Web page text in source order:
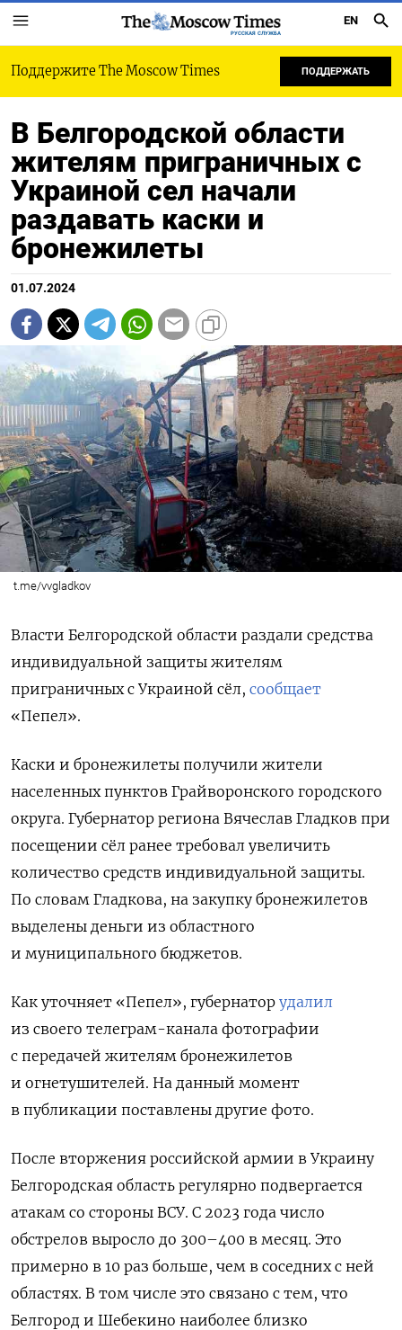
РУССКАЯ СЛУЖБА
EN
Поддержите The Moscow Times ПОДДЕРЖАТЬ
В Белгородской области
жителям приграничных с
Украиной сел начали
раздавать каски и
бронежилеты
01.07.2024
t.me/vvgladkov
Власти Белгородской области раздали средства
индивидуальной защиты жителям
приграничных с Украиной сёл, сообщает
«Пепел».
Каски и бронежилеты получили жители
населенных пунктов Грайворонского городского
округа. Губернатор региона Вячеслав Гладков при
посещении сёл ранее требовал увеличить
количество средств индивидуальной защиты.
По словам Гладкова, на закупку бронежилетов
выделены деньги из областного
и муниципального бюджетов.
Как уточняет «Пепел», губернатор удалил
из своего телеграм-канала фотографии
с передачей жителям бронежилетов
и огнетушителей. На данный момент
в публикации поставлены другие фото.
После вторжения российской армии в Украину
Белгородская область регулярно подвергается
атакам со стороны ВСУ. С 2023 года число
обстрелов выросло до 300–400 в месяц. Это
примерно в 10 раз больше, чем в соседних с ней
областях. В том числе это связано с тем, что
Белгород и Шебекино наиболее близко